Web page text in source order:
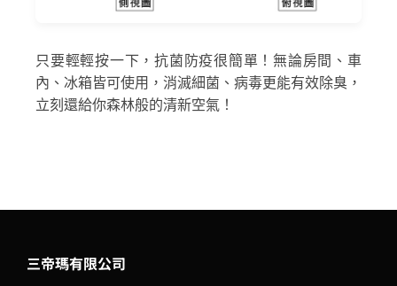
只要輕輕按一下，抗菌防疫很簡單！無論房間、車
內、冰箱皆可使用，消滅細菌、病毒更能有效除臭，
立刻還給你森林般的清新空氣！
三帝瑪有限公司